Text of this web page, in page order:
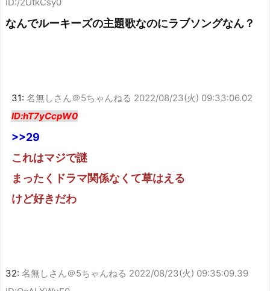
なんでルーキーズの主題歌なのにラブソングなん？
31: 名無しさん＠5ちゃんねる 2022/08/23(火) 09:33:06.02
ID:hT7yCcpW0
>>29
これはマジで謎
まったくドラマ関係なくて草はえる
けど好きだわ
32: 名無しさん＠5ちゃんねる 2022/08/23(火) 09:35:09.39